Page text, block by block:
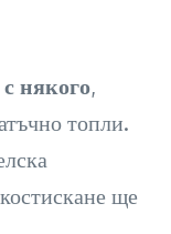
някого,
топли.
ще